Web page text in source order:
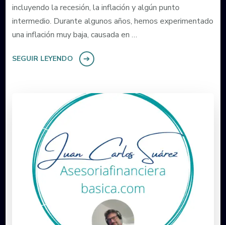
incluyendo la recesión, la inflación y algún punto
intermedio. Durante algunos años, hemos experimentado
una inflación muy baja, causada en …
SEGUIR LEYENDO